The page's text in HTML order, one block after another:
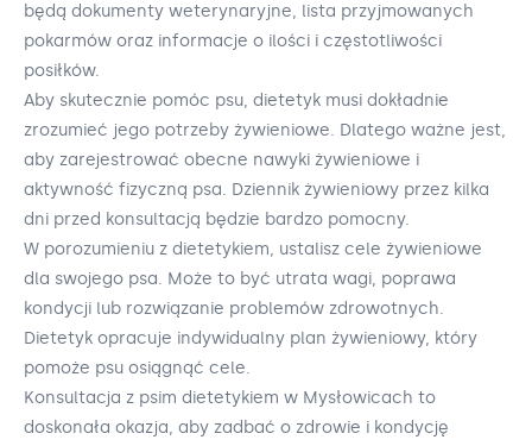
będą dokumenty weterynaryjne, lista przyjmowanych
pokarmów oraz informacje o ilości i częstotliwości
posiłków.
Aby skutecznie pomóc psu, dietetyk musi dokładnie
zrozumieć jego potrzeby żywieniowe. Dlatego ważne jest,
aby zarejestrować obecne nawyki żywieniowe i
aktywność fizyczną psa. Dziennik żywieniowy przez kilka
dni przed konsultacją będzie bardzo pomocny.
W porozumieniu z dietetykiem, ustalisz cele żywieniowe
dla swojego psa. Może to być utrata wagi, poprawa
kondycji lub rozwiązanie problemów zdrowotnych.
Dietetyk opracuje indywidualny plan żywieniowy, który
pomoże psu osiągnąć cele.
Konsultacja z psim dietetykiem w Mysłowicach to
doskonała okazja, aby zadbać o zdrowie i kondycję